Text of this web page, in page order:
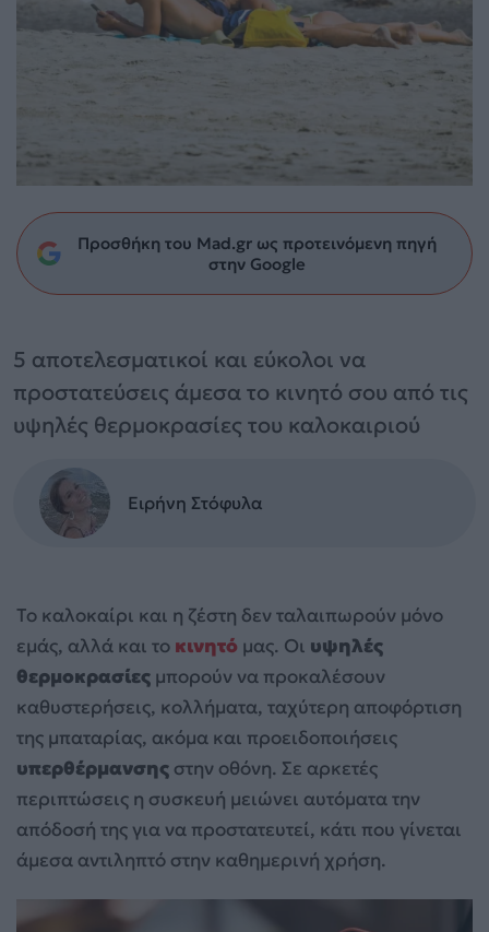
Προσθήκη του Mad.gr ως προτεινόμενη πηγή
στην Google
5 αποτελεσματικοί και εύκολοι να
προστατεύσεις άμεσα το κινητό σου από τις
υψηλές θερμοκρασίες του καλοκαιριού
Ειρήνη Στόφυλα
Το καλοκαίρι και η ζέστη δεν ταλαιπωρούν μόνο
εμάς, αλλά και το κινητό μας. Οι υψηλές
θερμοκρασίες μπορούν να προκαλέσουν
καθυστερήσεις, κολλήματα, ταχύτερη αποφόρτιση
της μπαταρίας, ακόμα και προειδοποιήσεις
υπερθέρμανσης στην οθόνη. Σε αρκετές
περιπτώσεις η συσκευή μειώνει αυτόματα την
απόδοσή της για να προστατευτεί, κάτι που γίνεται
άμεσα αντιληπτό στην καθημερινή χρήση.